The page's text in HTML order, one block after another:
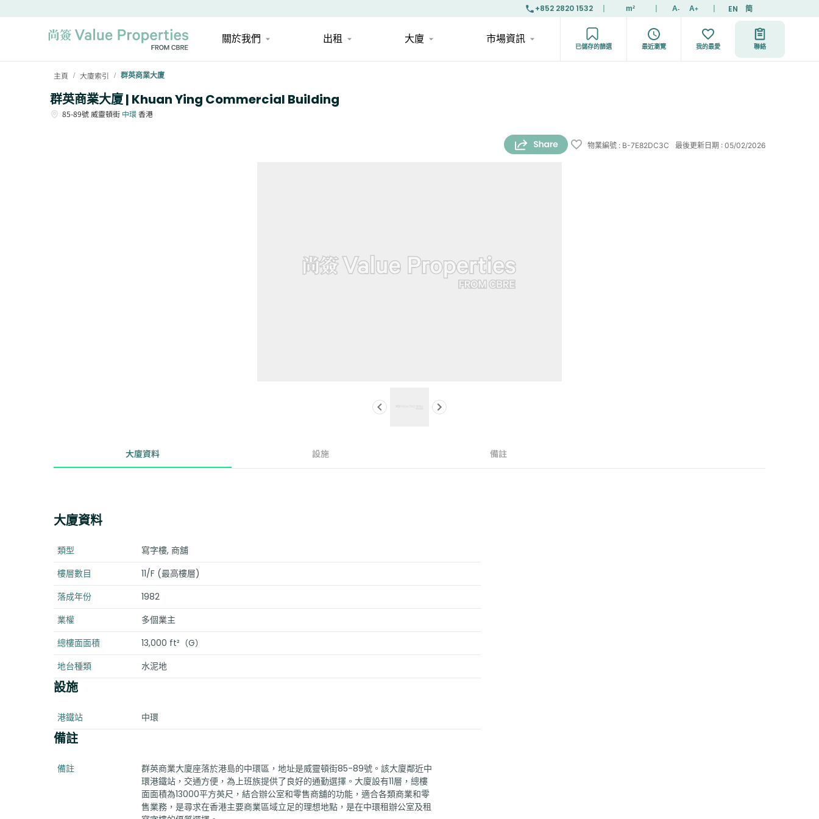
+852 2820 1532 m² A- A+ EN 简
關於我們 出租 大廈 市場資訊
已儲存的篩選 最近瀏覽 我的最愛 聯絡
主頁 / 大廈索引 / 群英商業大廈
群英商業大廈 | Khuan Ying Commercial Building
85-89號 威靈頓街 中環香港
物業編號 : B-7E82DC3C 最後更新日期 : 05/02/2026
大廈資料 設施 備註
大廈資料
類型
寫字樓, 商舖
樓層數目
11/F (最高樓層)
落成年份
1982
業權
多個業主
總樓面面積
13,000 ft²（G）
地台種類
水泥地
設施
港鐵站 中環
備註
備註
群英商業大廈座落於港島的中環區，地址是威靈頓街85-89號。該大廈鄰近中
環港鐵站，交通方便，為上班族提供了良好的通勤選擇。大廈設有11層，總樓
面面積為13000平方英尺，結合辦公室和零售商舖的功能，適合各類商業和零
售業務，是尋求在香港主要商業區域立足的理想地點，是在中環租辦公室及租